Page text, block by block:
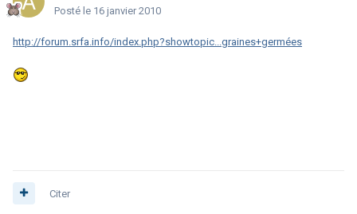
Posté le 16 janvier 2010
http://forum.srfa.info/index.php?showtopic...graines+germées
Citer